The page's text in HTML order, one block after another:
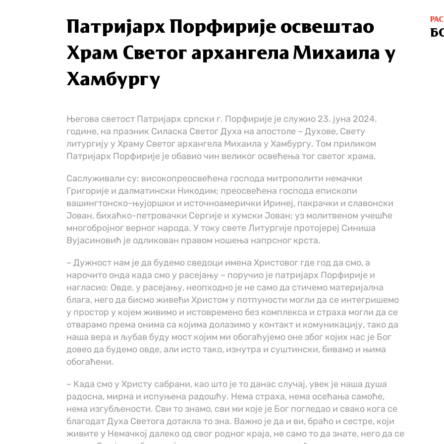
Патријарх Порфирије освештао
Храм Светог архангела Михаила у
Хамбургу
Његова светост Патријарх српски г. Порфирије је служио 23. јуна 2024.
године, на празник Силаска Светог Духа на апостоле – Духове, Свету
литургију у Храму Светог архангела Михаила у Хамбургу. Том приликом
Патријарх Порфирије је обавио чин великог освећења тог светог храма.
Саслуживали су: високопреосвећена господа митрополити немачки
Григорије и далматински Никодим; преосвећена господа епископи
вашингтонско-њујоршки и источноамерички Иринеј, пакрачки и славонски
Јован, бихаћко-петровачки Сергије и хумски Јован; уз молитвеном учешће
многобројног верног народа. У току свете Литургије протојереј Синиша
Вујасиновић је одликован правом ношења напрсног крста.
– Дужност нам је да будемо сведоци имена Христовог где год да смо, а
нарочито онда када смо у расејању – поручио је патријарх Порфирије и
нагласио: Овде, у расејању, неопходно је не само да стичемо материјална
блага, него да бисмо живећи Христом у потпуности могли да се интегришемо
у простор у којем живимо и истовремено без комплекса и страха могли да се
отварамо према онима са којима долазимо у контакт и комуникацију, тако да
наша вера и љубав буду мост којим ми обогаћујемо оне због којих нас је Бог
довео да будемо овде, али исто тако, изнутра и суштински, бивамо и њима
обогаћени.
– Када смо у Христу сабрани, као што је то данас случај, увек је наша душа
радосна, мирна и испуњена радошћу. Нема страха, нема осећања самоће,
нема изгубљености. Сви то знамо, сви ми које је Бог погледао и свако кога се
благодат Духа Светога дотакла то зна. Важно је да и ви, браћо и сестре, који
живите у Немачкој далеко од свог родног краја, не само то да знате, него да се